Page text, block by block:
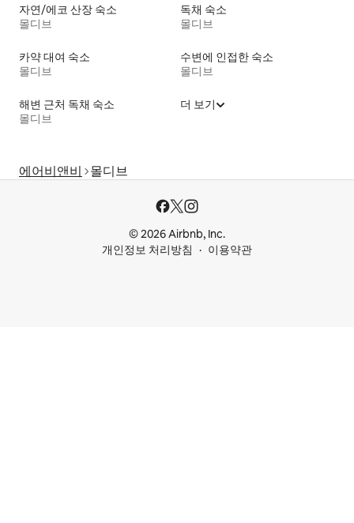
자연/에코 산장 숙소
몰디브
독채 숙소
몰디브
카약 대여 숙소
몰디브
수변에 인접한 숙소
몰디브
해변 근처 독채 숙소
몰디브
더 보기
에어비앤비 몰디브
© 2026 Airbnb, Inc.
개인정보 처리방침
이용약관